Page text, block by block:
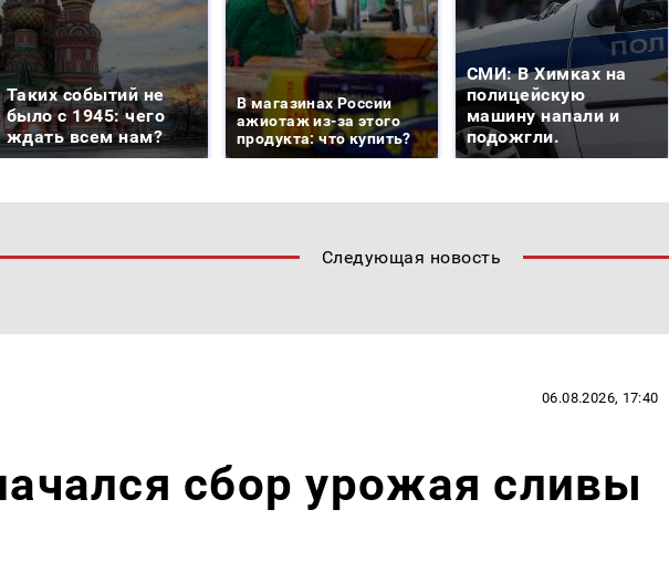
Таких событий не
было с 1945: чего
ждать всем нам?
В магазинах России
ажиотаж из-за этого
продукта: что купить?
СМИ: В Химках на
полицейскую
машину напали и
подожгли.
Следующая новость
06.08.2026, 17:40
сбор урожая сливы